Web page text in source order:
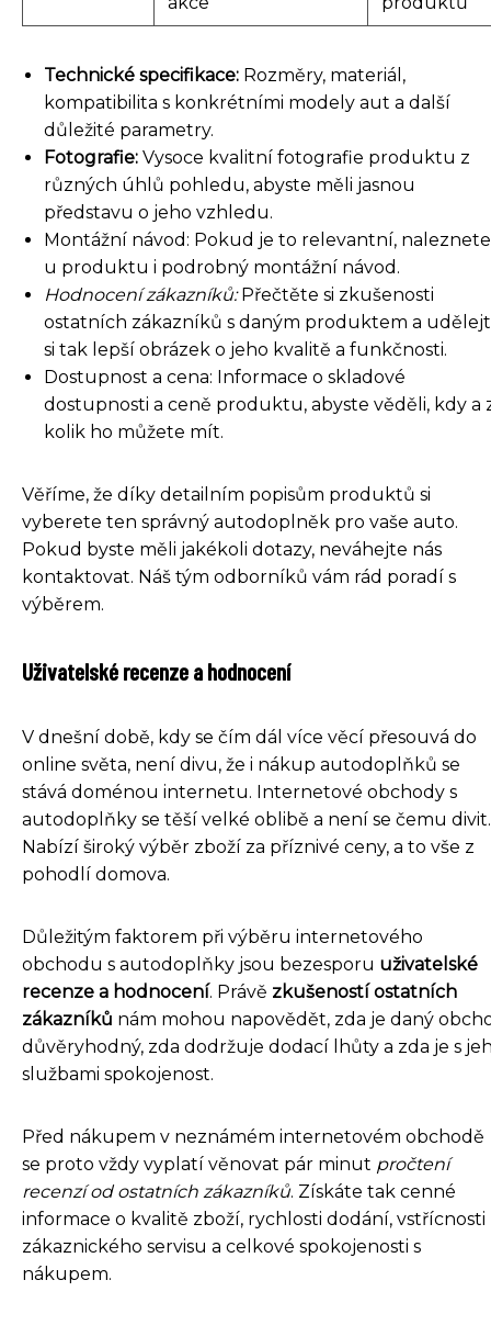
Technické specifikace: Rozměry, materiál,
kompatibilita s konkrétními modely aut a další
důležité parametry.
Fotografie: Vysoce kvalitní fotografie produktu z
různých úhlů pohledu, abyste měli jasnou
představu o jeho vzhledu.
Montážní návod: Pokud je to relevantní, naleznete
u produktu i podrobný montážní návod.
Hodnocení zákazníků:Přečtěte si zkušenosti
ostatních zákazníků s daným produktem a
si tak lepší obrázek o jeho kvalitě a funkčnosti.
Dostupnost a cena: Informace o skladové
dostupnosti a ceně produktu, abyste věděli, kdy a
kolik ho můžete mít.
Věříme, že díky detailním popisům produktů si
vyberete ten správný autodoplněk pro vaše auto.
Pokud byste měli jakékoli dotazy, neváhejte nás
kontaktovat. Náš tým odborníků vám rád poradí s
výběrem.
Uživatelské recenze a hodnocení
V dnešní době, kdy se čím dál více věcí přesouvá do
online světa, není divu, že i nákup autodoplňků se
stává doménou internetu. Internetové obchody s
autodoplňky se těší velké oblibě a není se čemu divit.
Nabízí široký výběr zboží za příznivé ceny, a to vše z
pohodlí domova.
Důležitým faktorem při výběru internetového
obchodu s autodoplňky jsou bezesporu uživatelské
recenze a hodnocení. Právě zkušeností ostatních
zákazníků nám mohou napovědět, zda je daný
důvěryhodný, zda dodržuje dodací lhůty a zda je s
službami spokojenost.
Před nákupem v neznámém internetovém obchodě
se proto vždy vyplatí věnovat pár minut pročtení
recenzí od ostatních zákazníků. Získáte tak cenné
informace o kvalitě zboží, rychlosti dodání, vstřícnosti
zákaznického servisu a celkové spokojenosti s
nákupem.